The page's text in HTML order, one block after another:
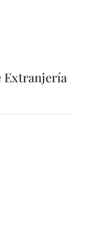
Extranjería